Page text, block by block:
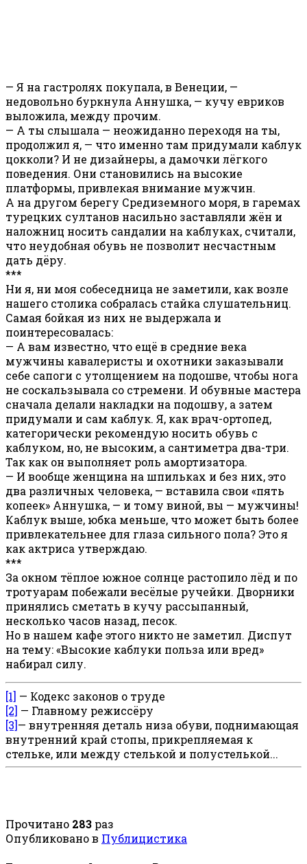
— Я на гастролях покупала, в Венеции, —
недовольно буркнула Аннушка, — кучу евриков
выложила, между прочим.
— А ты слышала — неожиданно переходя на ты,
продолжил я, — что именно там придумали каблук
цокколи? И не дизайнеры, а дамочки лёгкого
поведения. Они становились на высокие
платформы, привлекая внимание мужчин.
А на другом берегу Средиземного моря, в гаремах
турецких султанов насильно заставляли жён и
наложниц носить сандалии на каблуках, считали,
что неудобная обувь не позволит несчастным
дать дёру.
***
Ни я, ни моя собеседница не заметили, как возле
нашего столика собралась стайка слушательниц.
Самая бойкая из них не выдержала и
поинтересовалась:
— А вам известно, что ещё в средние века
мужчины кавалеристы и охотники заказывали
себе сапоги с утолщением на подошве, чтобы нога
не соскальзывала со стремени. И обувные мастера
сначала делали накладки на подошву, а затем
придумали и сам каблук. Я, как врач-ортопед,
категорически рекомендую носить обувь с
каблуком, но, не высоким, а сантиметра два-три.
Так как он выполняет роль амортизатора.
— И вообще женщина на шпильках и без них, это
два различных человека, — вставила свои «пять
копеек» Аннушка, — и тому виной, вы — мужчины!
Каблук выше, юбка меньше, что может быть более
привлекательнее для глаза сильного пола? Это я
как актриса утверждаю.
***
За окном тёплое южное солнце растопило лёд и по
тротуарам побежали весёлые ручейки. Дворники
принялись сметать в кучу рассыпанный,
несколько часов назад, песок.
Но в нашем кафе этого никто не заметил. Диспут
на тему: «Высокие каблуки польза или вред»
набирал силу.
[1] — Кодекс законов о труде
[2] — Главному режиссёру
[3]— внутренняя деталь низа обуви, поднимающая
внутренний край стопы, прикрепляемая к
стельке, или между стелькой и полустелькой...
Прочитано 283 раз
Опубликовано в Публицистика